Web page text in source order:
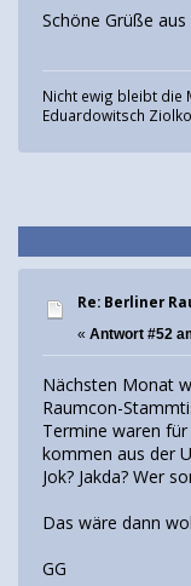
Schöne Grüße
Nicht ewig bleibt die
Eduardowitsch
Re: Berliner
« Antwort #52
Nächsten Monat
Raumcon-
Termine waren
kommen aus der
Jok? Jakda? Wer
Das wäre dann
GG